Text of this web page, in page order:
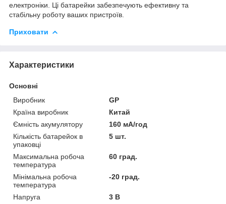
електроніки. Ці батарейки забезпечують ефективну та
стабільну роботу ваших пристроїв.
Приховати
Характеристики
Основні
Виробник
GP
Країна виробник
Китай
Ємність акумулятору
160 мА/год
Кількість батарейок в
упаковці
5 шт.
Максимальна робоча
температура
60 град.
Мінімальна робоча
температура
-20 град.
Напруга
3 В